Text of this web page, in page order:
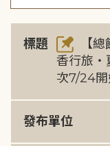
標題
【
香行旅
次7/24開
發布單位